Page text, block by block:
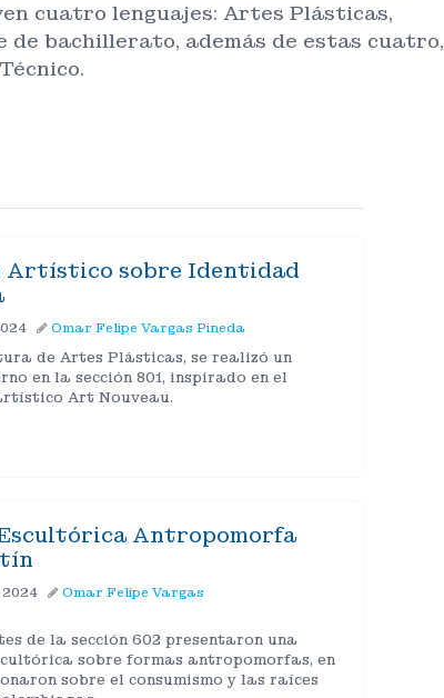
cuatro lenguajes: Artes Plásticas,
de bachillerato, además de estas cuatro,
Artístico sobre Identidad
Omar Felipe Vargas Pineda
de Artes Plásticas, se realizó un
en la sección 801, inspirado en el
Art Nouveau.
Antropomorfa
2024
Omar Felipe Vargas
de la sección 602 presentaron una
sobre formas antropomorfas, en
sobre el consumismo y las raíces